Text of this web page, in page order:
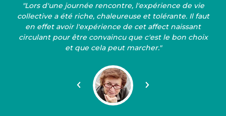
"Lors d'une journée rencontre, l'expérience de vie
collective a été riche, chaleureuse et tolérante. Il faut
en effet avoir l'expérience de cet affect naissant
circulant pour être convaincu que c'est le bon choix
et que cela peut marcher."
Précédent Suivant